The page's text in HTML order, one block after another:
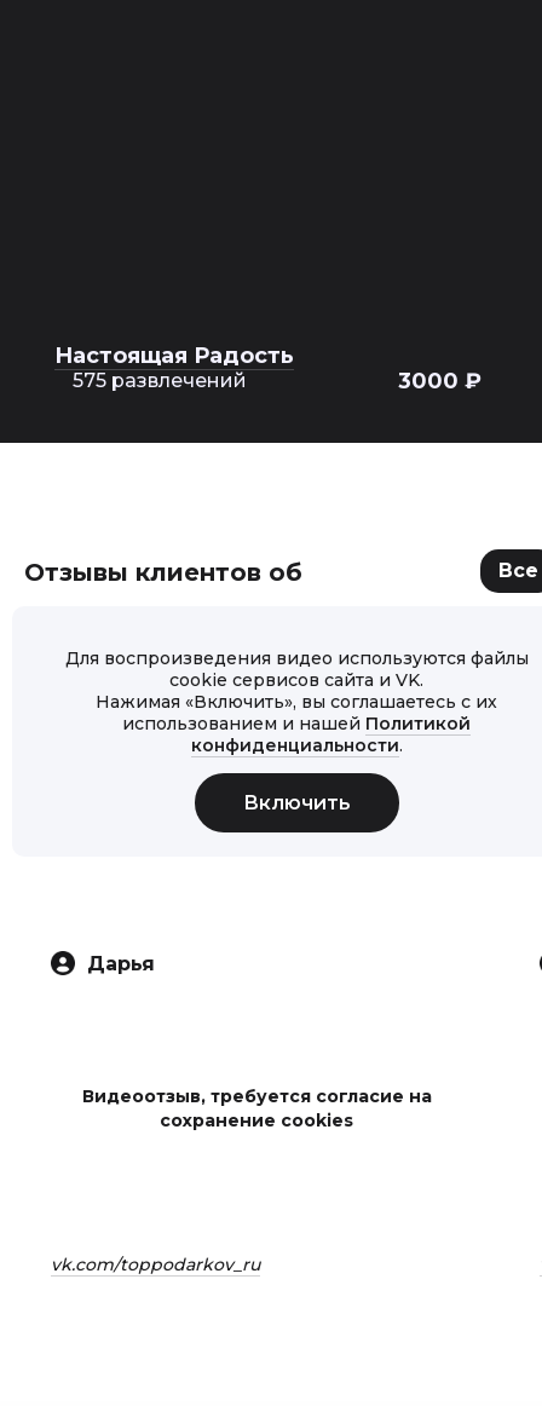
Настоящая Радость
575 развлечений 3000 ₽
Отзывы клиентов об Все
Для воспроизведения видео используются файлы
cookie сервисов сайта и VK.
Нажимая «Включить», вы соглашаетесь с их
использованием и нашей Политикой
конфиденциальности.
Дарья
Видеоотзыв, требуется согласие на
сохранение cookies
vk.com/toppodarkov_ru